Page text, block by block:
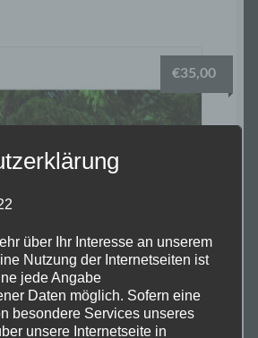
€35,00
über Ihr Interesse an unserem
Nutzung der Internetseiten ist
jede Angabe
Daten möglich. Sofern eine
besondere Services unseres
unsere Internetseite in